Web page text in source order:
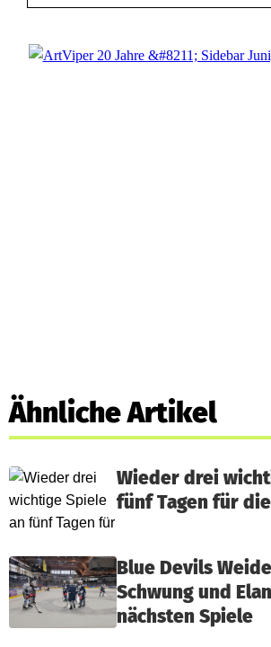
Ähnliche Artikel
Wieder drei
fünf Tagen für
Blue Devils
Schwung und
nächsten Spiele